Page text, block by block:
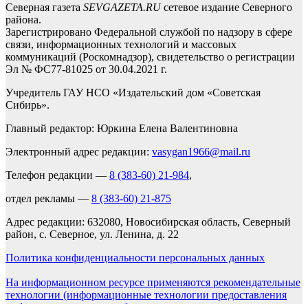
Северная газета SEVGAZETA.RUсетевое издание Северного
района.
Зарегистрировано Федеральной службой по надзору в сфере
связи, информационных технологий и массовых
коммуникаций (Роскомнадзор), свидетельство о регистрации
Эл № ФС77-81025 от 30.04.2021 г.
Учредитель ГАУ НСО «Издательский дом «Советская
Сибирь».
Главный редактор: Юркина Елена Валентиновна
Электронный адрес редакции: vasygan1966@mail.ru
Телефон редакции — 8 (383-60) 21-984,
отдел рекламы — 8 (383-60) 21-875
Адрес редакции: 632080, Новосибирская область, Северный
район, с. Северное, ул. Ленина, д. 22
Политика конфиденциальности персональных данных
На информационном ресурсе применяются рекомендательные
технологии (информационные технологии предоставления